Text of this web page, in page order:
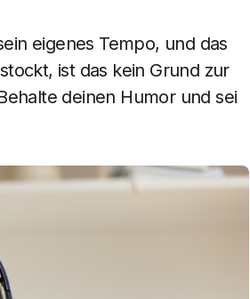
eigenes Tempo, und das
ist das kein Grund zur
deinen Humor und sei